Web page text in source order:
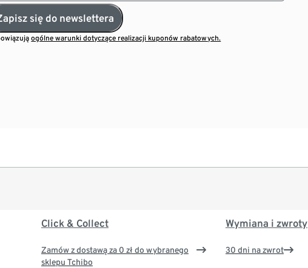
się do newslettera
ogólne warunki dotyczące realizacji kuponów rabatowych.
Click & Collect
Zamów z dostawą za 0 zł do wybranego
sklepu Tchibo
Wymiana i zwroty
30 dni na zwrot